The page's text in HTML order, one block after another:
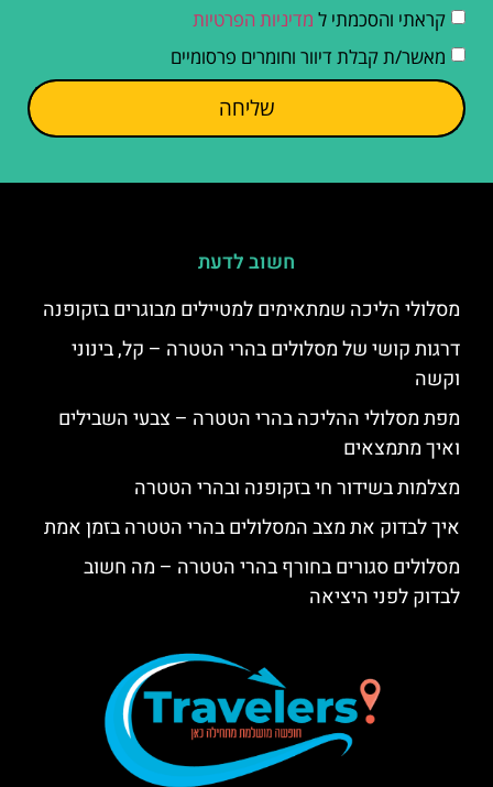
קראתי והסכמתי ל מדיניות הפרטיות
מאשר/ת קבלת דיוור וחומרים פרסומיים
שליחה
חשוב לדעת
מסלולי הליכה שמתאימים למטיילים מבוגרים בזקופנה
דרגות קושי של מסלולים בהרי הטטרה – קל, בינוני
וקשה
מפת מסלולי ההליכה בהרי הטטרה – צבעי השבילים
ואיך מתמצאים
מצלמות בשידור חי בזקופנה ובהרי הטטרה
איך לבדוק את מצב המסלולים בהרי הטטרה בזמן אמת
מסלולים סגורים בחורף בהרי הטטרה – מה חשוב
לבדוק לפני היציאה